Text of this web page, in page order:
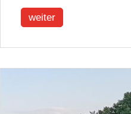
weiter